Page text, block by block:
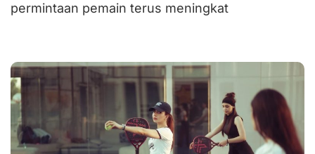
permintaan pemain terus meningkat